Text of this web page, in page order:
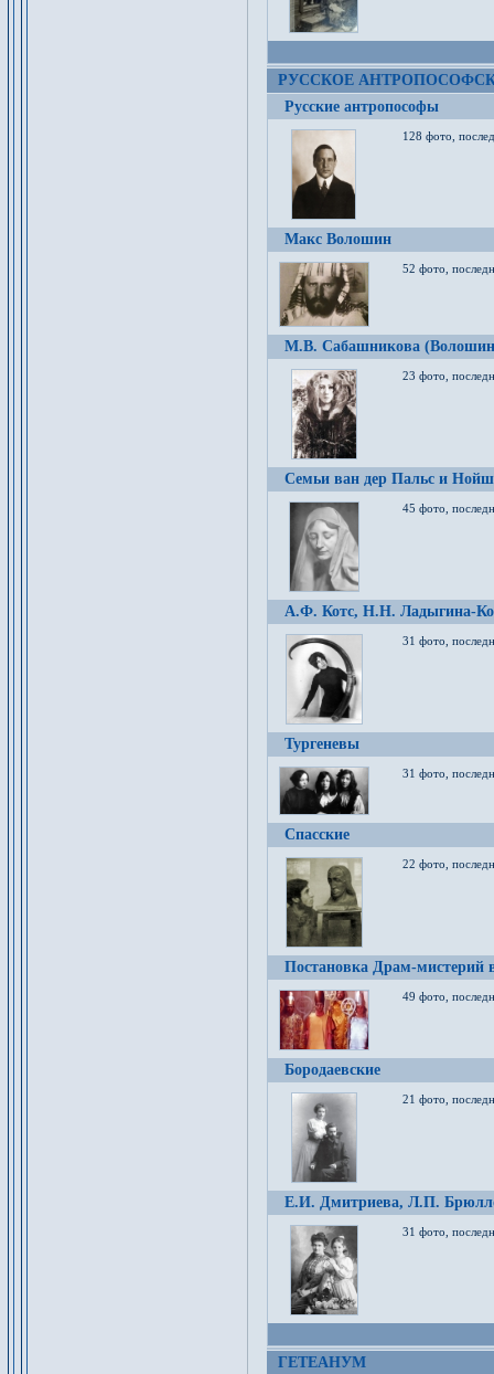
РУССКОЕ
Русские антропософы
128 фото,
Макс Волошин
52 фото,
М.В. Сабашникова
23 фото,
Семьи ван дер Пальс и
45 фото,
А.Ф. Котс, Н.Н. Ладыгина-
31 фото,
Тургеневы
31 фото,
Спасские
22 фото,
Постановка Драм-мистерий
49 фото,
Бородаевские
21 фото,
Е.И. Дмитриева, Л.П.
31 фото,
ГЕТЕАНУМ